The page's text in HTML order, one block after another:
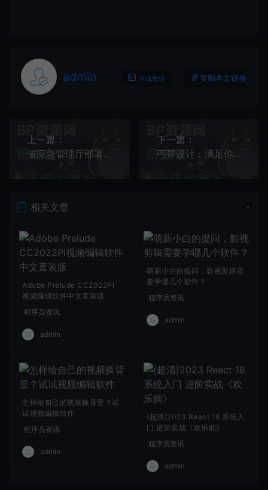
admin 生成海报 复制本文链接
上一篇：
省应急管理厅部署开展全省应急管理系统城镇燃气安全专项整治
下一篇：
丐帮设计：满足你快速制图的需求
相关文章
Adobe Prelude CC2022Pl
视频编辑软件中文直装版
程序员资讯
admin
萌新小白的提问，影视剪辑需
要学哪几个软件？
程序员资讯
admin
怎样给自己的视频换背景？试
试视频编辑软件
程序员资讯
admin
(超清)2023 React 18 系统入
门 进阶实战《欢乐购》
程序员资讯
admin